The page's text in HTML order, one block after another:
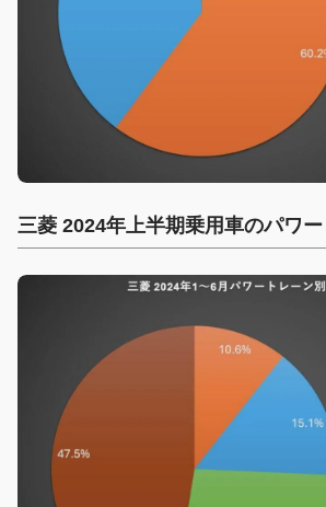
三菱 2024年上半期乗用車のパワ